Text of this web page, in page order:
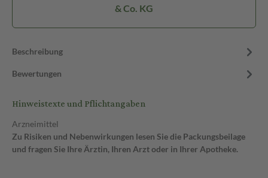
& Co. KG
Beschreibung
Bewertungen
Hinweistexte und Pflichtangaben
Arzneimittel
Zu Risiken und Nebenwirkungen lesen Sie die Packungsbeilage
und fragen Sie Ihre Ärztin, Ihren Arzt oder in Ihrer Apotheke.